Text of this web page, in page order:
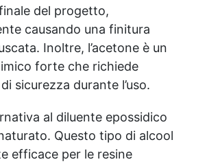
del progetto,
causando una finitura
Inoltre, l’acetone è un
forte che richiede
sicurezza durante l’uso.
al diluente epossidico
Questo tipo di alcool
efficace per le resine